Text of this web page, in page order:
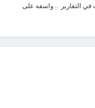
في التقارير .. واسفه على